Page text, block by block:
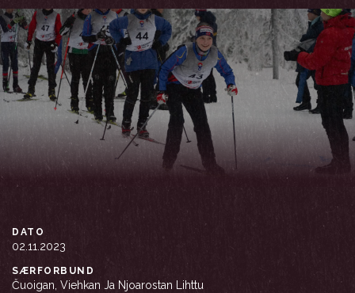
DATO
02.11.2023
SÆRFORBUND
Čuoigan, Viehkan Ja Njoarostan Lihttu